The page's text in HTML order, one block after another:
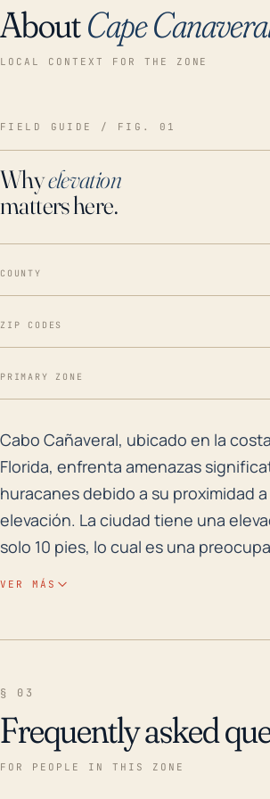
AboutCape
LOCAL CONTEXT FOR THE ZONE
FIELD GUIDE / FIG. 01
Whyelevation
matters here.
COUNTY
ZIP CODES
PRIMARY ZONE
Cabo Cañaveral, ubicado en la
Cabo Cañaveral, ubicado en la
Florida, enfrenta amenazas
huracanes debido a su proximidad
elevación. La ciudad tiene una
solo 10 pies, lo cual es una
ya que las marejadas ciclónicas
sido históricamente vulnerable a los
altas velocidades del viento
VER MÁS
§ 03
Frequently asked
FOR PEOPLE IN THIS ZONE